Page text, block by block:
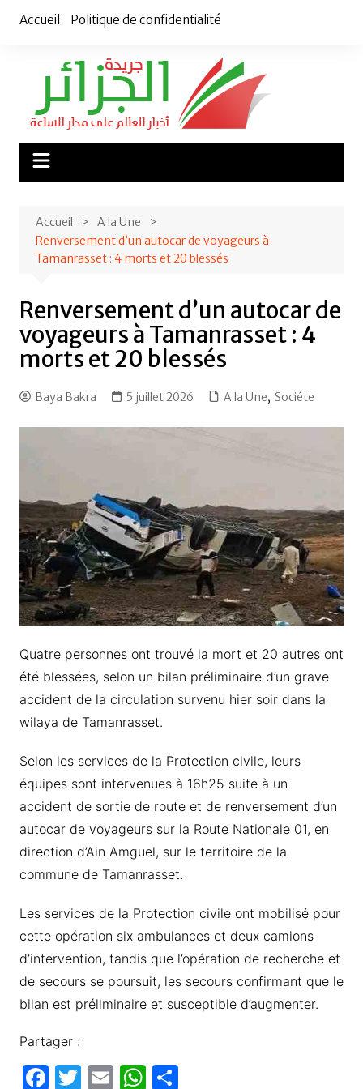
Accueil Politique de confidentialité
Accueil
A la Une
Renversement d’un autocar de voyageurs à
Tamanrasset : 4 morts et 20 blessés
Renversement d’un autocar de
voyageurs à Tamanrasset : 4
morts et 20 blessés
Baya Bakra 5 juillet 2026 A la Une, Sociéte
Quatre personnes ont trouvé la mort et 20 autres ont
été blessées, selon un bilan préliminaire d’un grave
accident de la circulation survenu hier soir dans la
wilaya de Tamanrasset.
Selon les services de la Protection civile, leurs
équipes sont intervenues à 16h25 suite à un
accident de sortie de route et de renversement d’un
autocar de voyageurs sur la Route Nationale 01, en
direction d’Ain Amguel, sur le territoire de la
commune de Tamanrasset.
Les services de la Protection civile ont mobilisé pour
cette opération six ambulances et deux camions
d’intervention, tandis que l’opération de recherche et
de secours se poursuit, les secours confirmant que le
bilan est préliminaire et susceptible d’augmenter.
Partager :
F T E W P